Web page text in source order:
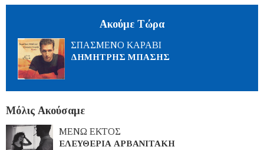
Ακούμε Τώρα
ΣΠΑΣΜΕΝΟ ΚΑΡΑΒΙ
ΔΗΜΗΤΡΗΣ ΜΠΑΣΗΣ
Μόλις Ακούσαμε
ΜΕΝΩ ΕΚΤΟΣ
ΕΛΕΥΘΕΡΙΑ ΑΡΒΑΝΙΤΑΚΗ